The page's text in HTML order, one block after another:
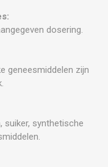
dosering.
geneesmiddelen zijn
suiker, synthetische